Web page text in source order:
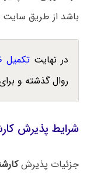
باشد از طریق
در نهایتتکمیل
روال گذشته و
شرایط پذیرش
جزئیات پذیرش